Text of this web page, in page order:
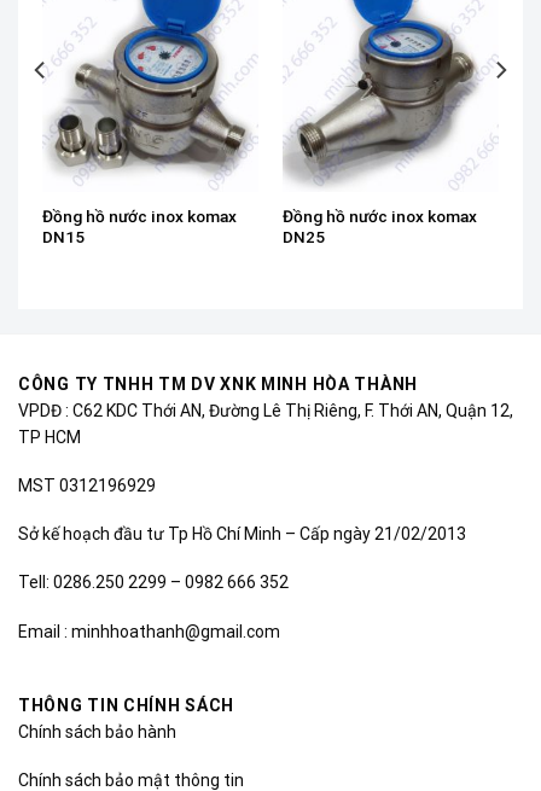
Đồng hồ nước inox komax
DN15
Đồng hồ nước inox komax
DN25
CÔNG TY TNHH TM DV XNK MINH HÒA THÀNH
VPDĐ : C62 KDC Thới AN, Đường Lê Thị Riêng, F. Thới AN, Quận 12,
TP HCM
MST 0312196929
Sở kế hoạch đầu tư Tp Hồ Chí Minh – Cấp ngày 21/02/2013
Tell: 0286.250 2299 – 0982 666 352
Email : minhhoathanh@gmail.com
THÔNG TIN CHÍNH SÁCH
Chính sách bảo hành
Chính sách bảo mật thông tin